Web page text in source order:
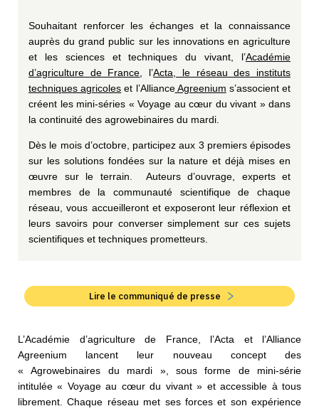
Souhaitant renforcer les échanges et la connaissance
auprès du grand public sur les innovations en agriculture
et les sciences et techniques du vivant, l’Académie
d’agriculture de France, l’Acta, le réseau des instituts
techniques agricoles et l’AllianceAgreenium s’associent et
créent les mini-séries « Voyage au cœur du vivant » dans
la continuité des agrowebinaires du mardi.
Dès le mois d’octobre, participez aux 3 premiers épisodes
sur les solutions fondées sur la nature et déjà mises en
œuvre sur le terrain. Auteurs d’ouvrage, experts et
membres de la communauté scientifique de chaque
réseau, vous accueilleront et exposeront leur réflexion et
leurs savoirs pour converser simplement sur ces sujets
scientifiques et techniques prometteurs.
Lire le communiqué de presse
L’Académie d’agriculture de France, l’Acta et l’Alliance
Agreenium lancent leur nouveau concept des
« Agrowebinaires du mardi », sous forme de mini-série
intitulée « Voyage au cœur du vivant » et accessible à tous
librement. Chaque réseau met ses forces et son expérience